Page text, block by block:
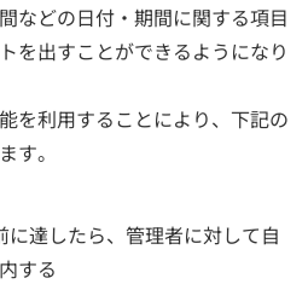
などの日付・期間に関する項目
を出すことができるようになり
を利用することにより、下記の
す。
達したら、管理者に対して自
する